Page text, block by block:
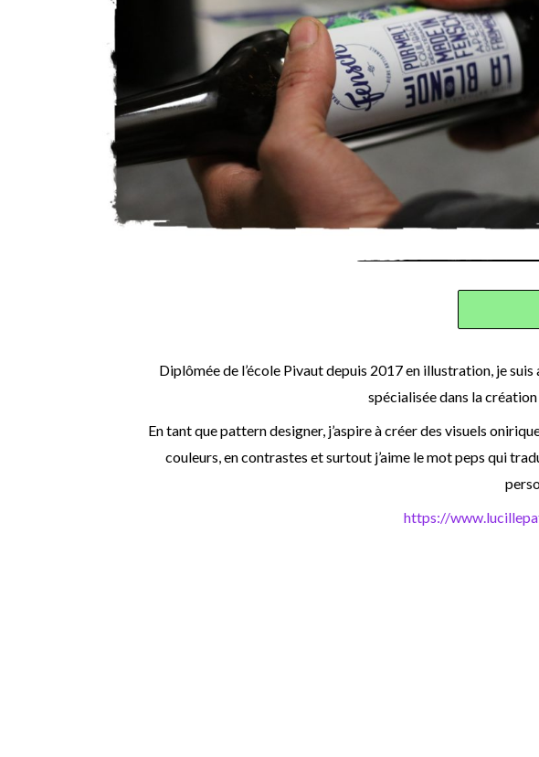
Diplômée de l’école Pivaut depuis 2017 en illustration, je suis
spécialisée dans la
En tant que pattern designer, j’aspire à créer des visuels
couleurs, en contrastes et surtout j’aime le mot peps qui
https://